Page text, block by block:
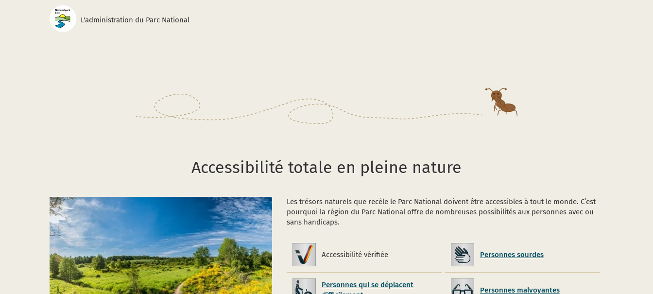
L'administration du Parc National
Accessibilité totale en pleine nature
Les trésors naturels que recèle le Parc National doivent être accessibles à tout le monde. C’est
pourquoi la région du Parc National offre de nombreuses possibilités aux personnes avec ou
sans handicaps.
Accessibilité
vérifiée
Accessibilité vérifiée
Personnes qui se déplacent
Personnes sourdes
Personnes malvoyantes